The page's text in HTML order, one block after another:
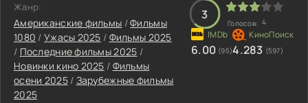
Жанр:
Американские фильмы /Фильмы
1080 / Ужасы 2025 / Фильмы 2025
/ Последние фильмы 2025 /
Новинки кино 2025 / Фильмы
осени 2025/ Зарубежные фильмы
2025
3
Голосов: 4
6.00 (95)4.283 (597)